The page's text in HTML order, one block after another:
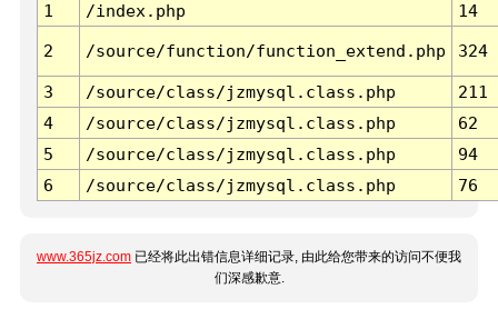
1
/index.php 14
2 /source/function/function_extend.php 324
3 /source/class/jzmysql.class.php
211
4
/source/class/jzmysql.class.php
62
5
/source/class/jzmysql.class.php
94
6
/source/class/jzmysql.class.php 76
www.365jz.com 已经将此出错信息详细记录, 由此给您带来的访问不便我
们深感歉意.